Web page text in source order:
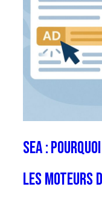
SEA :
les moteurs